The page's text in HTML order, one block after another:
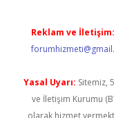
Reklam ve İletişim:
Yasal Uyarı: Sitemiz,
ve İletişim Kurumu
olarak hizmet